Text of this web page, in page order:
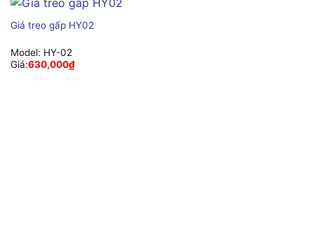
Giá treo gấp HY02
Model: HY-02
Giá:630,000₫